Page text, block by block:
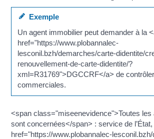
Exemple
Un agent immobilier peut demander à la
href="https://www.plobannalec-
lesconil.bzh/demarches/carte-didentite/
renouvellement-de-carte-didentite/?
xml=R31769">DGCCRF</a> de
commerciales.
<span class="miseenevidence">Toutes les
sont concernées</span> : service de
href="https://www.plobannalec-